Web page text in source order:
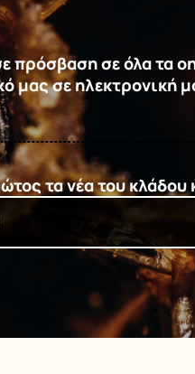
πρόσβαση σε όλα τα
μας σε ηλεκτρονική
τα νέα του